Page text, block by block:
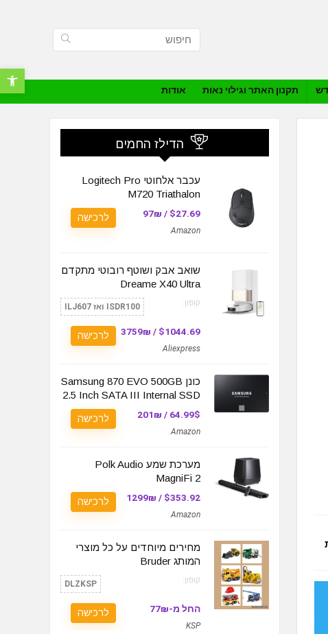
פתח
תקנון האתר וגילוי נאות אודות
הדילז החמים
עכבר אלחוטי Logitech Pro
M720 Triathalon
$27.69 / 97₪
Amazon
לרכישה
שואב אבק ושוטף רובוטי מתקדם
Dreame X40 Ultra
קופון: ISDR100 ואז ILJ607
$1044.69 / 3759₪
Aliexpress
לרכישה
כונן Samsung 870 EVO 500GB
2.5 Inch SATA III Internal SSD
64.99$ / 201₪
Amazon
לרכישה
מערכת שמע Polk Audio
MagniFi 2
$353.92 / 1299₪
Amazon
לרכישה
מחירים מיוחדים על כל מוצרי
המותג Bruder
קופון: DLZKSP
החל מ-77₪
KSP
לרכישה